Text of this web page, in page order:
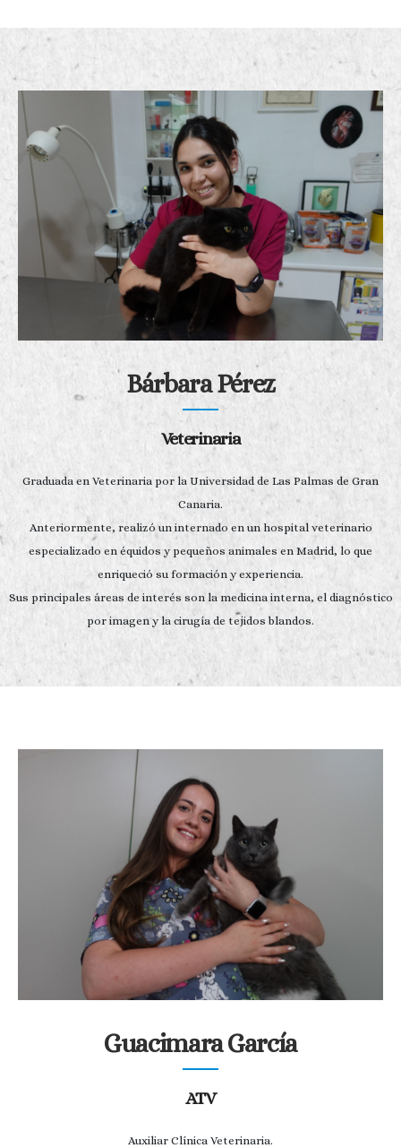
Bárbara Pérez
Veterinaria
Graduada en Veterinaria por la Universidad de Las Palmas de Gran
Canaria.
Anteriormente, realizó un internado en un hospital veterinario
especializado en équidos y pequeños animales en Madrid, lo que
enriqueció su formación y experiencia.
Sus principales áreas de interés son la medicina interna, el diagnóstico
por imagen y la cirugía de tejidos blandos.
Guacimara García
ATV
Auxiliar Clínica Veterinaria.